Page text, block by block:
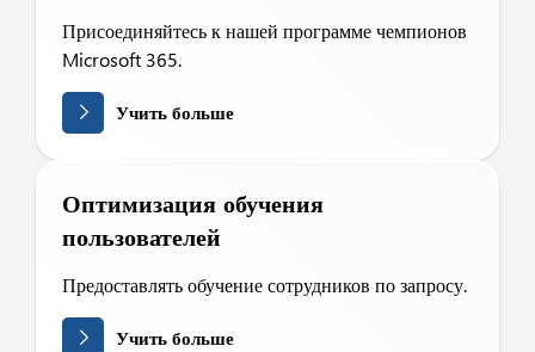
Присоединяйтесь к нашей программе чемпионов
Microsoft 365.
Учить больше
Оптимизация обучения
пользователей
Предоставлять обучение сотрудников по запросу.
Учить больше